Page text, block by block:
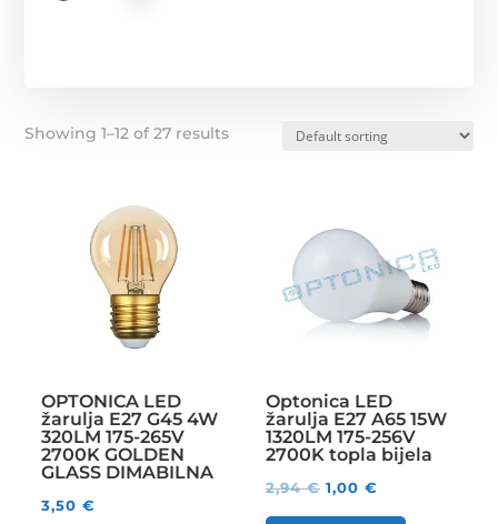
Showing 1–12 of 27 results
OPTONICA LED
žarulja E27 G45 4W
320LM 175-265V
2700K GOLDEN
GLASS DIMABILNA
3,50€
Optonica LED
žarulja E27 A65 15W
1320LM 175-256V
2700K topla bijela
2,94€ 1,00 €